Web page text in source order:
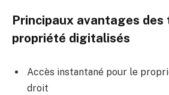
Principaux avantages des
propriété digitalisés
Accès instantané pour le
droit